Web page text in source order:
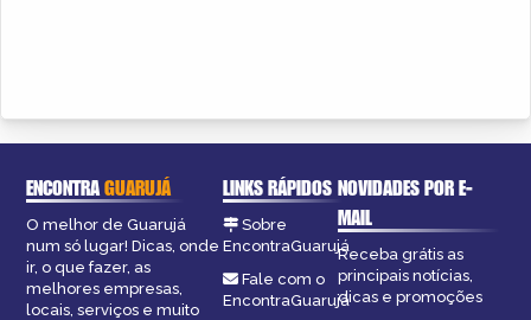
ENCONTRAGUARUJÁ
O melhor de Guarujá
num só lugar! Dicas, onde
ir, o que fazer, as
melhores empresas,
locais, serviços e muito
LINKS RÁPIDOS
Sobre
EncontraGuarujá
Fale com o
EncontraGuarujá
NOVIDADES POR E-
MAIL
Receba grátis as
principais notícias,
dicas e promoções